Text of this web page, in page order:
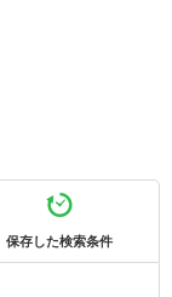
保存した検索条件